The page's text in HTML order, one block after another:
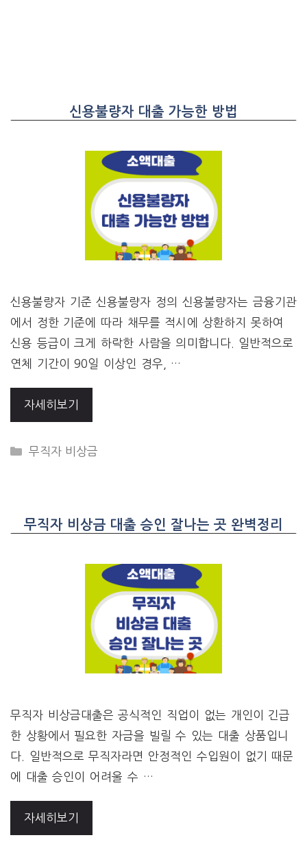
신용불량자 대출 가능한 방법
신용불량자 기준 신용불량자 정의 신용불량자는 금융기관
에서 정한 기준에 따라 채무를 적시에 상환하지 못하여
신용 등급이 크게 하락한 사람을 의미합니다. 일반적으로
연체 기간이 90일 이상인 경우, …
자세히보기
CATEGORIES
무직자 비상금
무직자 비상금 대출 승인 잘나는 곳 완벽정리
무직자 비상금대출은 공식적인 직업이 없는 개인이 긴급
한 상황에서 필요한 자금을 빌릴 수 있는 대출 상품입니
다. 일반적으로 무직자라면 안정적인 수입원이 없기 때문
에 대출 승인이 어려울 수 …
자세히보기